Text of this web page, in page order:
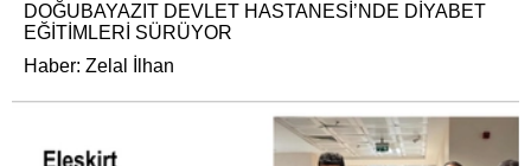
DOĞUBAYAZIT DEVLET HASTANESİ’NDE DİYABET
EĞİTİMLERİ SÜRÜYOR
Haber: Zelal İlhan